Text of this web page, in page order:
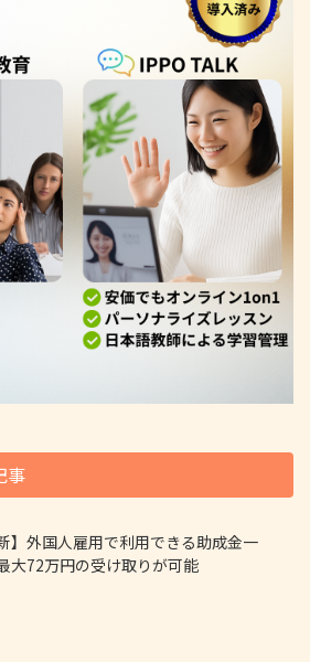
事
新】外国人雇用で利用できる助成金一
大72万円の受け取りが可能